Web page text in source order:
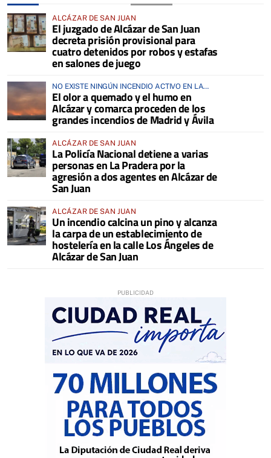
ALCÁZAR DE SAN JUAN
El juzgado de Alcázar de San Juan
decreta prisión provisional para
cuatro detenidos por robos y estafas
en salones de juego
NO EXISTE NINGÚN INCENDIO ACTIVO EN LA
COMARCA
El olor a quemado y el humo en
Alcázar y comarca proceden de los
grandes incendios de Madrid y Ávila
ALCÁZAR DE SAN JUAN
La Policía Nacional detiene a varias
personas en La Pradera por la
agresión a dos agentes en Alcázar de
San Juan
ALCÁZAR DE SAN JUAN
Un incendio calcina un pino y alcanza
la carpa de un establecimiento de
hostelería en la calle Los Ángeles de
Alcázar de San Juan